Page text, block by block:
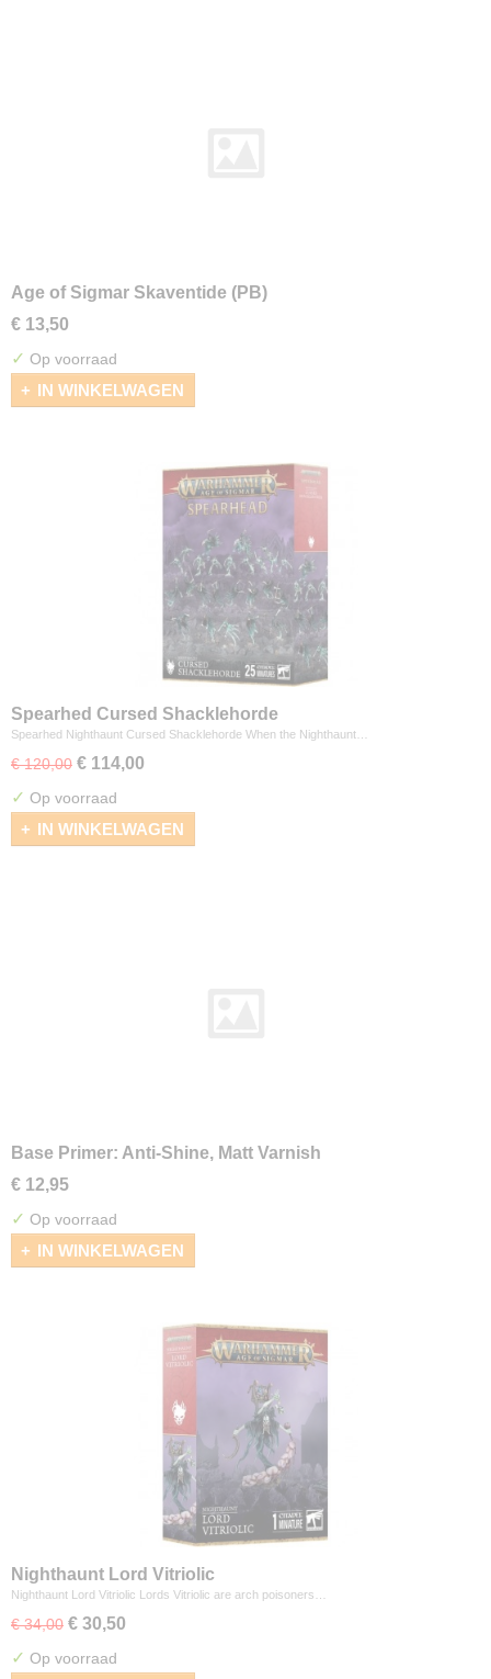
Age of Sigmar Skaventide (PB)
€ 13,50
✓ Op voorraad
IN WINKELWAGEN
Spearhed Cursed Shacklehorde
Spearhed Nighthaunt Cursed Shacklehorde When the Nighthaunt…
€ 120,00 € 114,00
✓ Op voorraad
IN WINKELWAGEN
Base Primer: Anti-Shine, Matt Varnish
€ 12,95
✓ Op voorraad
IN WINKELWAGEN
Nighthaunt Lord Vitriolic
Nighthaunt Lord Vitriolic Lords Vitriolic are arch poisoners…
€ 34,00 € 30,50
✓ Op voorraad